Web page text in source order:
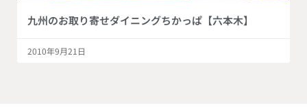
九州のお取り寄せダイニングちかっぱ【六本木】
2010年9月21日